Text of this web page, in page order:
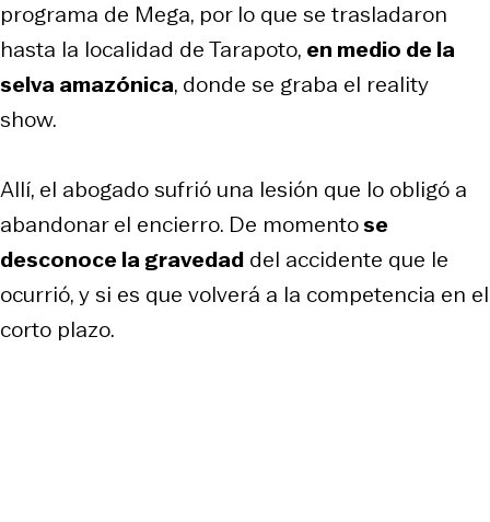
programa de Mega, por lo que se trasladaron
hasta la localidad de Tarapoto, en medio de la
selva amazónica, donde se graba el reality
show.
Allí, el abogado sufrió una lesión que lo obligó a
abandonar el encierro. De momentose
desconoce la gravedad del accidente que le
ocurrió, y si es que volverá a la competencia en el
corto plazo.